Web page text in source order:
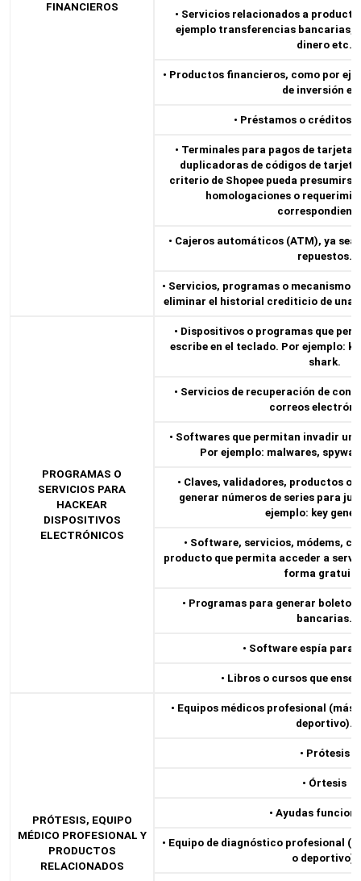
FINANCIEROS
• Servicios relacionados a
ejemplo transferencias bancarias,
dinero etc.
• Productos financieros, como por
de inversión
• Préstamos o créditos
• Terminales para pagos de
duplicadoras de códigos de
criterio de Shopee pueda
homologaciones o
• Cajeros automáticos (ATM), ya sea
repuestos.
• Servicios, programas o
eliminar el historial crediticio de una
PROGRAMAS O
SERVICIOS PARA
HACKEAR
DISPOSITIVOS
ELECTRÓNICOS
• Dispositivos o programas que
escribe en el teclado. Por ejemplo:
shark.
• Servicios de recuperación de
correos
• Softwares que permitan invadir
Por ejemplo: malwares,
• Claves, validadores, productos o
generar números de series para
ejemplo: key
• Software, servicios, módems,
producto que permita acceder a
forma
• Programas para generar boletos
bancarias.
• Software espía para
• Libros o cursos que
PRÓTESIS, EQUIPO
MÉDICO PROFESIONAL Y
PRODUCTOS
RELACIONADOS
• Equipos médicos profesional (más
deportivo).
• Prótesis
• Órtesis
• Ayudas
• Equipo de diagnóstico profesional
o deportivo).